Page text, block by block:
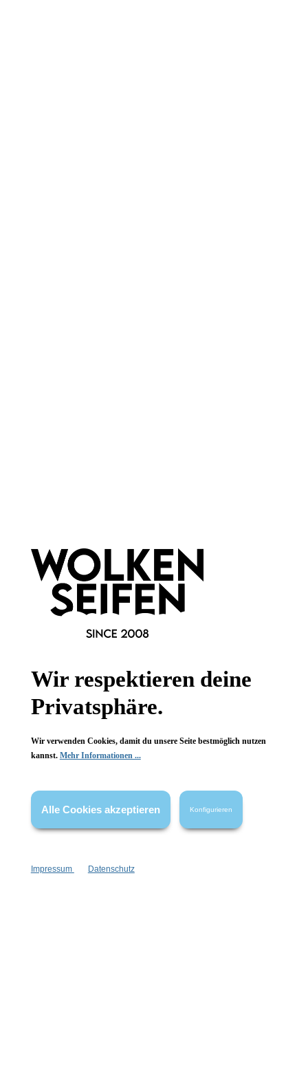
Informationen
Gesetzliche Informationen
Wissenswertes
FAQ
Vertrag widerrufen
* Alle Preise inkl. gesetzl. Mehrwertsteuer zzgl.Versandkosten
wenn nicht anders angegeben.
Wir respektieren deine
Privatsphäre.
Wir verwenden Cookies, damit du unsere Seite bestmöglich nutzen
kannst. Mehr Informationen ...
Alle Cookies akzeptieren Konfigurieren
Impressum Datenschutz